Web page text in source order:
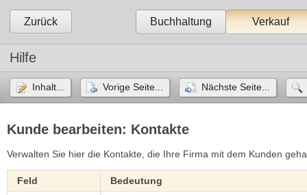
Zurück Buchhaltung Verkauf
Hilfe
Inhalt... Vorige Seite... Nächste Seite...
Kunde bearbeiten: Kontakte
Verwalten Sie hier die Kontakte, die Ihre Firma mit dem Kunden
Feld Bedeutung